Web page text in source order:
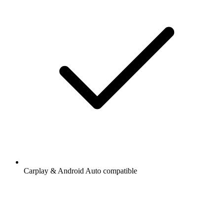
Carplay & Android Auto compatible